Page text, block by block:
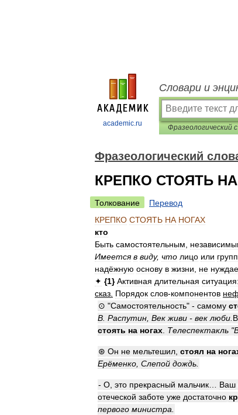
academic.ru
Словари и
Фразеологический
КРЕПКО СТОЯТЬ
Толкование
Перевод
КРЕПКО СТОЯТЬ НА НОГАХ
кто
Быть самостоятельным
Имеется в виду, что лицо или
надёжную основу в жизни не
✦ {1} Активная длительная ситуация:
сказ Порядок слов-компонентов
⊙ "Самостоятельность" - самому
В Распутин Век живи - век люби В
стоять на ногах Телеспектакль "
⊛ Он не мельтешил стоял на
Ерёменко Слепой дождь
- О это прекрасный мальчик Ваш
отеческой заботе уже достаточно
первого министра